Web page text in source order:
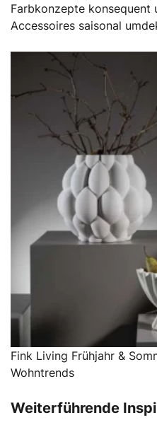
Farbkonzepte konsequent
Accessoires saisonal
Fink Living Frühjahr &
Wohntrends
Weiterführende